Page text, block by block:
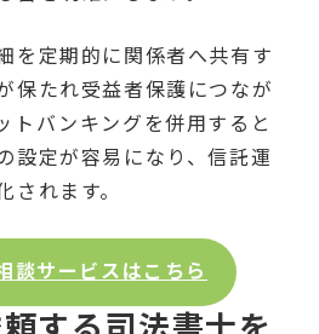
を定期的に関係者へ共有す
保たれ受益者保護につなが
トバンキングを併用すると
設定が容易になり、信託運
されます。
談サービスはこちら